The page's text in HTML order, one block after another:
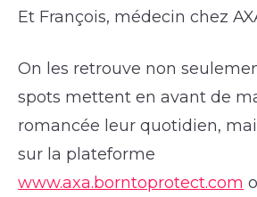
Et François, médecin chez
On les retrouve non
spots mettent en avant de
romancée leur quotidien,
sur la plateforme
www.axa.borntoprotect.com